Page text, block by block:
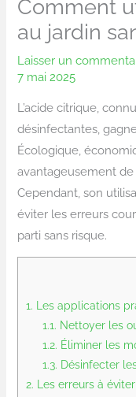
Comment
au jardin
Laisser un
7 mai 2025
L’acide citrique,
désinfectantes,
Écologique,
avantageusement
Cependant, son
éviter les erreurs
parti sans risque.
1. Les applications
1.1. Nettoyer les
1.2. Éliminer les
1.3. Désinfecter
2. Les erreurs à éviter